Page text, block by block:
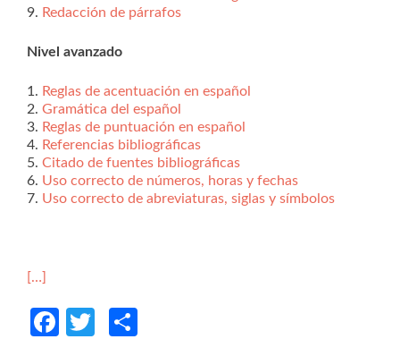
9. Redacción de párrafos
Nivel avanzado
1. Reglas de acentuación en español
2. Gramática del español
3. Reglas de puntuación en español
4. Referencias bibliográficas
5. Citado de fuentes bibliográficas
6. Uso correcto de números, horas y fechas
7. Uso correcto de abreviaturas, siglas y símbolos
[…]
Facebook
Twitter